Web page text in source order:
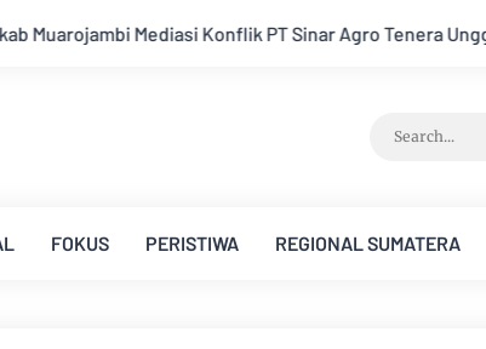
Tenera Unggul Dengan Warga Sipin Teluk Duren
FOKUS PERISTIWA REGIONAL SUMATERA